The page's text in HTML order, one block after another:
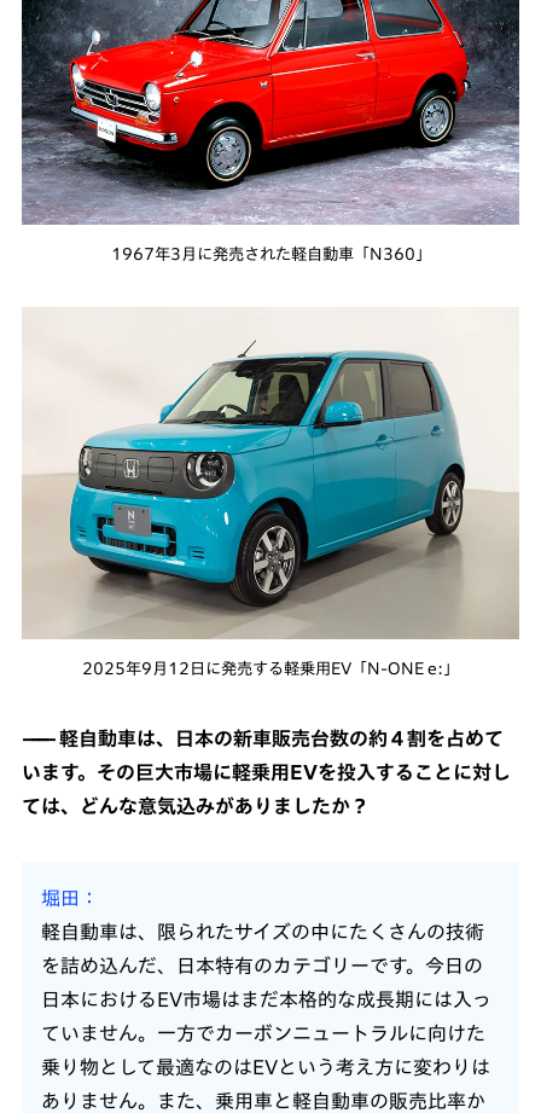
1967年3月に発売された軽自動車「N360」
2025年9月12日に発売する軽乗用EV「N-ONE e:」
軽自動車は、日本の新車販売台数の約４割を占めて
います。その巨大市場に軽乗用EVを投入することに対し
ては、どんな意気込みがありましたか？
堀田
軽自動車は、限られたサイズの中にたくさんの技術
を詰め込んだ、日本特有のカテゴリーです。今日の
日本におけるEV市場はまだ本格的な成長期には入っ
ていません。一方でカーボンニュートラルに向けた
乗り物として最適なのはEVという考え方に変わりは
ありません。また、乗用車と軽自動車の販売比率か